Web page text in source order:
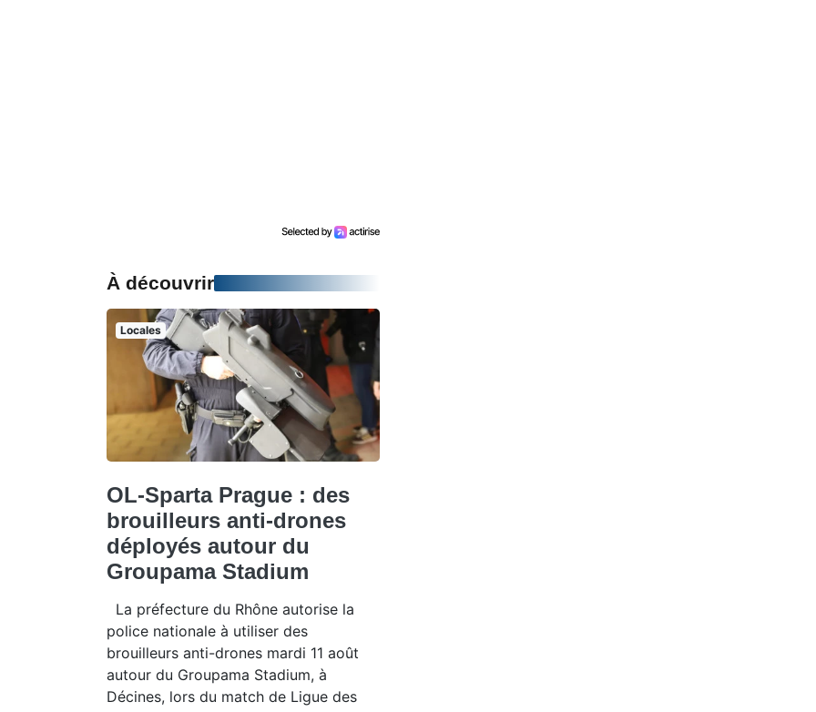
À découvrir
Locales
OL-Sparta Prague : des
brouilleurs anti-drones
déployés autour du
Groupama Stadium
La préfecture du Rhône autorise la
police nationale à utiliser des
brouilleurs anti-drones mardi 11 août
autour du Groupama Stadium, à
Décines, lors du match de Ligue des